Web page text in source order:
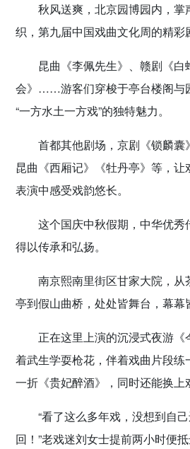
秋风送爽，北京园博园内，掌
织，第九届中国戏曲文化周的精彩
昆曲《李佩先生》、赣剧《白
会》……游客们穿梭于亭台楼阁与
“一方水土一方戏”的独特魅力。
首都其他剧场，京剧《锁麟囊》
昆曲《西厢记》《牡丹亭》等，
表演中感受戏韵悠长。
这个国庆中秋假期，中华优秀
得以传承和弘扬。
南京熙南里街区甘家大院，从
亭到假山曲桥，处处皆舞台，幕幕
正在这里上演的沉浸式夜游《
着武生学耍枪花，伴着戏曲片段
一折《贵妃醉酒》，同时还能换上
“看了这么多年戏，没想到自己
回！”老戏迷刘女士提前两小时便抵